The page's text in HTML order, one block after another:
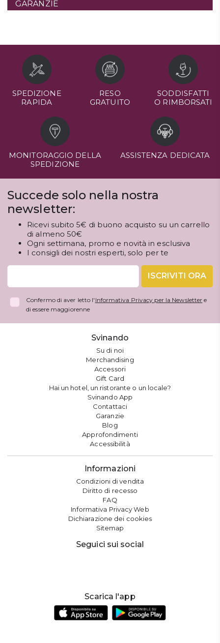
GARANZIE
SPEDIZIONE
RAPIDA
RESO
GRATUITO
SODDISFATTI
O RIMBORSATI
MONITORAGGIO DELLA
SPEDIZIONE
ASSISTENZA DEDICATA
Succede solo nella nostra
newsletter:
Ricevi subito 5€ di buono acquisto su un carrello
di almeno 50€
Ogni settimana, promo e novità in esclusiva
I consigli dei nostri esperti, solo per te
ISCRIVITI ORA
Confermo di aver letto l' Informativa Privacy per la Newsletter e
di essere maggiorenne
Svinando
Su di noi
Merchandising
Accessori
Gift Card
Hai un hotel, un ristorante o un locale?
Svinando App
Contattaci
Garanzie
Blog
Approfondimenti
Accessibilità
Informazioni
Condizioni di vendita
Diritto di recesso
FAQ
Informativa Privacy Web
Dichiarazione dei cookies
Sitemap
Seguici sui social
Scarica l'app